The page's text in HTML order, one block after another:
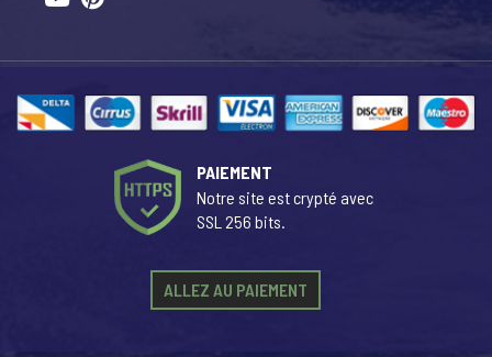
PAIEMENT
Notre site est crypté avec
SSL 256 bits.
ALLEZ AU PAIEMENT